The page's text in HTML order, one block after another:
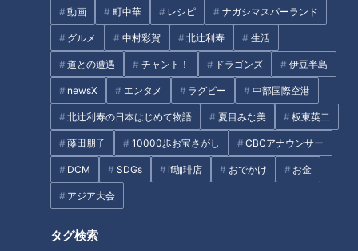
動画 町中華 レシピ ナガシマスパーランド
グルメ 中村彩賀 北辻利寿 生活
道との遭遇 チャント！ ドラゴンズ 伊豆半島
newsX エンタメ ラグビー 中部国際空港
北辻利寿の日本はじめて物語 夏目みな美 板東英二
藤田朋子 10000歩お宝さがし CBCアナウンサー
DCM SDGs if珈琲店 おでかけ お金
アジア大会
タグ検索
タグ
グルメ チャント！ 加藤愛 岐阜
愛されフード
オススメ関連コンテンツ